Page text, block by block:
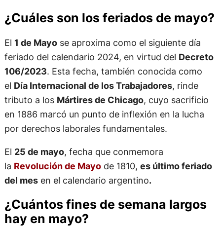
¿Cuáles son los feriados de mayo?
El 1 de Mayose aproxima como el siguiente día
feriado del calendario 2024, en virtud del Decreto
106/2023. Esta fecha, también conocida como
el Día Internacional de los Trabajadores, rinde
tributo a los Mártires de Chicago, cuyo sacrificio
en 1886 marcó un punto de inflexión en la lucha
por derechos laborales fundamentales.
El 25 de mayo, fecha que conmemora
la Revolución de Mayo de 1810, es último feriado
del mesen el calendario argentino.
¿Cuántos fines de semana largos
hay en mayo?